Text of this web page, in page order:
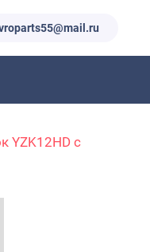
YZK12HD с